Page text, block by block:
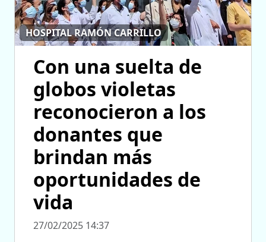
HOSPITAL RAMÓN CARRILLO
Con una suelta de
globos violetas
reconocieron a los
donantes que
brindan más
oportunidades de
vida
27/02/2025 14:37